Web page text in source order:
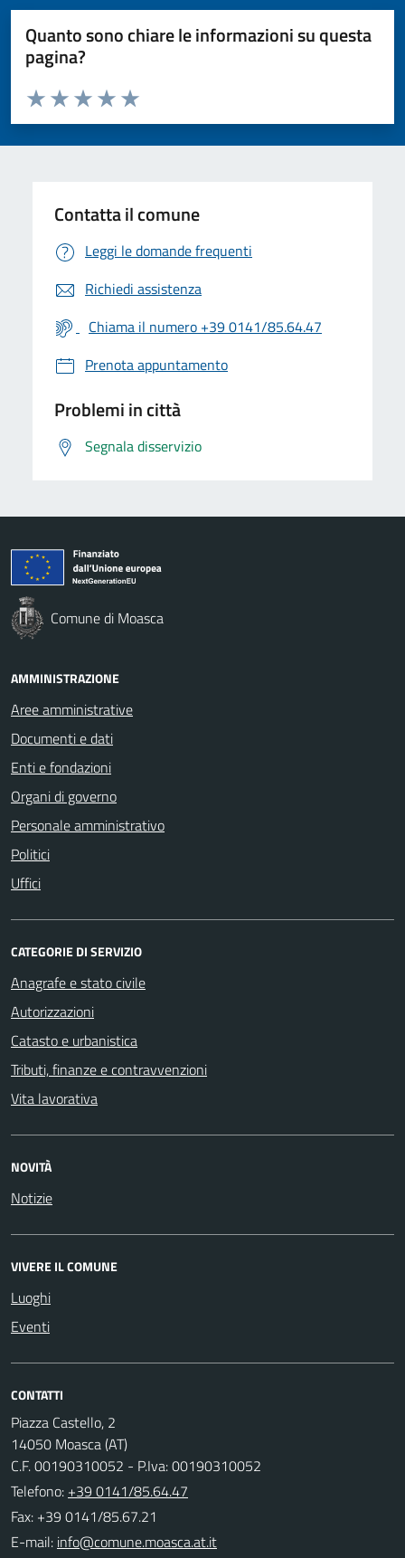
Quanto sono chiare le informazioni su questa
pagina?
Valuta da 1 a 5 stelle la pagina
Valuta 5 stelle su 5
Valuta 4 stelle su 5
Valuta 3 stelle su 5
Valuta 2 stelle su 5
Valuta 1 stelle su 5
Contatta il comune
Leggi le domande frequenti
Richiedi assistenza
Chiama il numero +39 0141/85.64.47
Prenota appuntamento
Problemi in città
Segnala disservizio
Comune di Moasca
AMMINISTRAZIONE
Aree amministrative
Documenti e dati
Enti e fondazioni
Organi di governo
Personale amministrativo
Politici
Uffici
CATEGORIE DI SERVIZIO
Anagrafe e stato civile
Autorizzazioni
Catasto e urbanistica
Tributi, finanze e contravvenzioni
Vita lavorativa
NOVITÀ
Notizie
VIVERE IL COMUNE
Luoghi
Eventi
CONTATTI
Piazza Castello, 2
14050 Moasca (AT)
C.F. 00190310052 - P.Iva: 00190310052
Telefono: +39 0141/85.64.47
Fax: +39 0141/85.67.21
E-mail: